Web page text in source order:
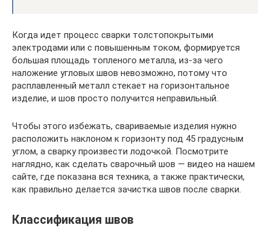
Когда идет процесс сварки толстопокрытыми
электродами или с повышенным током, формируется
большая площадь топленого металла, из-за чего
наложение угловых швов невозможно, потому что
расплавленный металл стекает на горизонтальное
изделие, и шов просто получится неправильный.
Чтобы этого избежать, свариваемые изделия нужно
расположить наклоном к горизонту под 45 градусным
углом, а сварку произвести лодочкой. Посмотрите
наглядно, как сделать сварочный шов — видео на нашем
сайте, где показана вся техника, а также практически,
как правильно делается зачистка швов после сварки.
Классификация швов